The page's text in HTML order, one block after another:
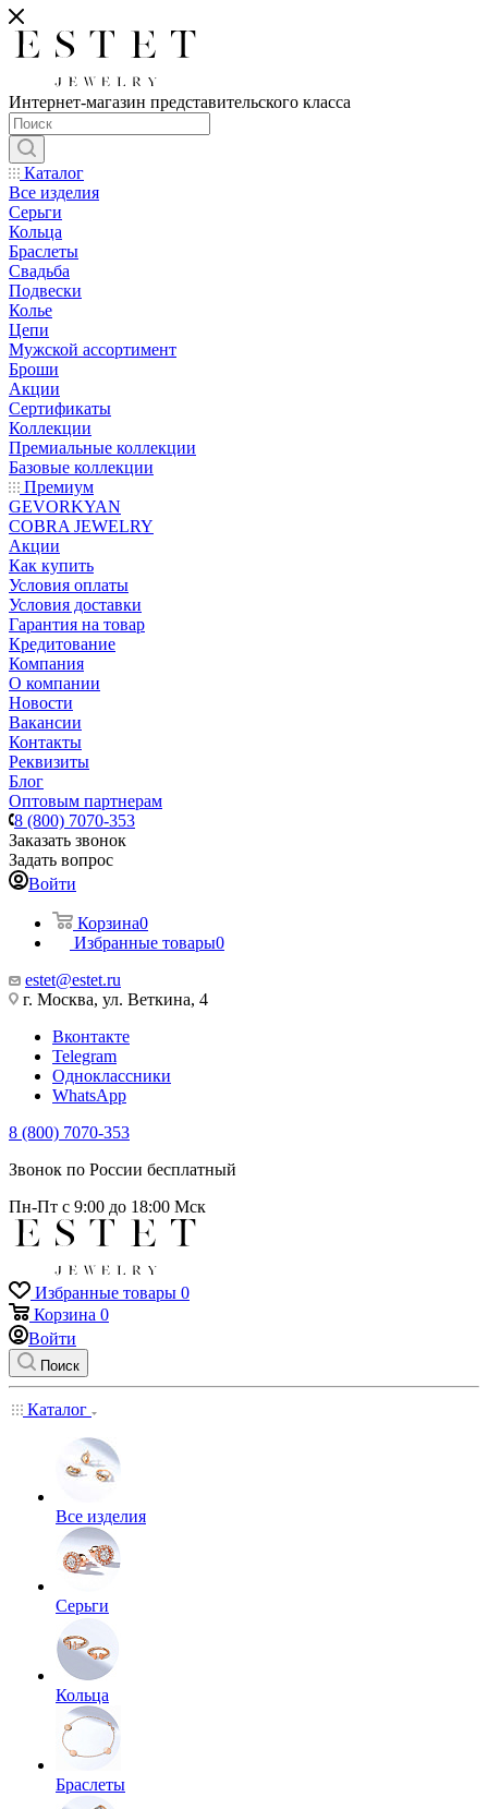
Интернет-магазин представительского класса
Каталог
Все изделия
Серьги
Кольца
Браслеты
Свадьба
Подвески
Колье
Цепи
Мужской ассортимент
Броши
Акции
Сертификаты
Коллекции
Премиальные коллекции
Базовые коллекции
Премиум
GEVORKYAN
COBRA JEWELRY
Акции
Как купить
Условия оплаты
Условия доставки
Гарантия на товар
Кредитование
Компания
О компании
Новости
Вакансии
Контакты
Реквизиты
Блог
Оптовым партнерам
8 (800) 7070-353
Заказать звонок
Задать вопрос
Войти
Корзина0
Избранные товары0
estet@estet.ru
г. Москва, ул. Веткина, 4
Вконтакте
Telegram
Одноклассники
WhatsApp
8 (800) 7070-353
Звонок по России бесплатный
Пн-Пт с 9:00 до 18:00 Мск
Избранные товары 0
Корзина 0
Войти
Поиск
Каталог
Все изделия
Серьги
Кольца
Браслеты